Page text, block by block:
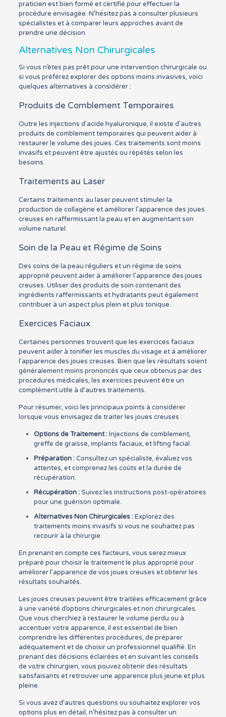
praticien est bien formé et certifié pour effectuer la
procédure envisagée. N’hésitez pas à consulter plusieurs
spécialistes et à comparer leurs approches avant de
prendre une décision.
Alternatives Non Chirurgicales
Si vous n’êtes pas prêt pour une intervention chirurgicale ou
si vous préférez explorer des options moins invasives, voici
quelques alternatives à considérer :
Produits de Comblement Temporaires
Outre les injections d’acide hyaluronique, il existe d’autres
produits de comblement temporaires qui peuvent aider à
restaurer le volume des joues. Ces traitements sont moins
invasifs et peuvent être ajustés ou répétés selon les
besoins.
Traitements au Laser
Certains traitements au laser peuvent stimuler la
production de collagène et améliorer l’apparence des joues
creuses en raffermissant la peau et en augmentant son
volume naturel.
Soin de la Peau et Régime de Soins
Des soins de la peau réguliers et un régime de soins
approprié peuvent aider à améliorer l’apparence des joues
creuses. Utiliser des produits de soin contenant des
ingrédients raffermissants et hydratants peut également
contribuer à un aspect plus plein et plus tonique.
Exercices Faciaux
Certaines personnes trouvent que les exercices faciaux
peuvent aider à tonifier les muscles du visage et à améliorer
l’apparence des joues creuses. Bien que les résultats soient
généralement moins prononcés que ceux obtenus par des
procédures médicales, les exercices peuvent être un
complément utile à d’autres traitements.
Pour résumer, voici les principaux points à considérer
lorsque vous envisagez de traiter les joues creuses :
Options de Traitement :Injections de comblement,
greffe de graisse, implants faciaux, et lifting facial.
Préparation :Consultez un spécialiste, évaluez vos
attentes, et comprenez les coûts et la durée de
récupération.
Récupération :Suivez les instructions post-opératoires
pour une guérison optimale.
Alternatives Non Chirurgicales :Explorez des
traitements moins invasifs si vous ne souhaitez pas
recourir à la chirurgie.
En prenant en compte ces facteurs, vous serez mieux
préparé pour choisir le traitement le plus approprié pour
améliorer l’apparence de vos joues creuses et obtenir les
résultats souhaités.
Les joues creuses peuvent être traitées efficacement grâce
à une variété d’options chirurgicales et non chirurgicales.
Que vous cherchiez à restaurer le volume perdu ou à
accentuer votre apparence, il est essentiel de bien
comprendre les différentes procédures, de préparer
adéquatement et de choisir un professionnel qualifié. En
prenant des décisions éclairées et en suivant les conseils
de votre chirurgien, vous pouvez obtenir des résultats
satisfaisants et retrouver une apparence plus jeune et plus
pleine.
Si vous avez d’autres questions ou souhaitez explorer vos
options plus en détail, n’hésitez pas à consulter un